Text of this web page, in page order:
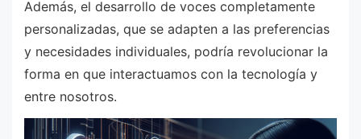
Además, el desarrollo de voces completamente
personalizadas, que se adapten a las preferencias
y necesidades individuales, podría revolucionar la
forma en que interactuamos con la tecnología y
entre nosotros.